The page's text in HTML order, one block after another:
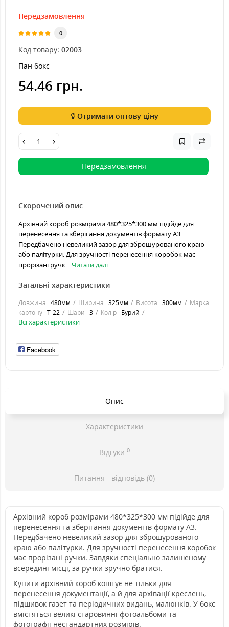
Передзамовлення
0
Код товару: 02003
Пан бокс
54.46 грн.
Отримати оптову ціну
Передзамовлення
Скорочений опис
Архівний короб розмірами 480*325*300 мм підійде для
перенесення та зберігання документів формату А3.
Передбачено невеликий зазор для зброшурованого краю
або палітурки. Для зручності перенесення коробок має
прорізані ручк... Читати далі...
Загальні характеристики
Довжина 480мм Ширина 325мм Висота 300мм
Марка
картону Т-22 Шари 3 Колір Бурий
Всі характеристики
Facebook
Опис
Характеристики
Відгуки 0
Питання - відповідь (0)
Архівний короб розмірами 480*325*300 мм підійде для
перенесення та зберігання документів формату А3.
Передбачено невеликий зазор для зброшурованого
краю або палітурки. Для зручності перенесення коробок
має прорізані ручки. Завдяки спеціально залишеному
всередині місці, за ручки зручно братися.
Купити архівний короб коштує не тільки для
перенесення документації, а й для архівації креслень,
підшивок газет та періодичних видань, малюнків. У бокс
вмістяться великі старовинні фотоальбоми та
фотографії нестандартних розмірів.